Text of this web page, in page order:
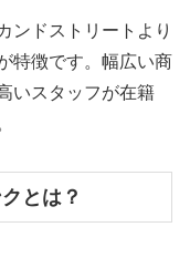
ンドストリートより
特徴です。幅広い商
いスタッフが在籍
とは？